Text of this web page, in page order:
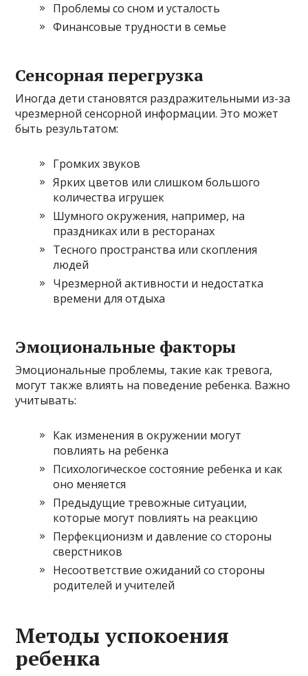
Проблемы со сном и усталость
Финансовые трудности в семье
Сенсорная перегрузка
Иногда дети становятся раздражительными из-за
чрезмерной сенсорной информации. Это может
быть результатом:
Громких звуков
Ярких цветов или слишком большого
количества игрушек
Шумного окружения, например, на
праздниках или в ресторанах
Тесного пространства или скопления
людей
Чрезмерной активности и недостатка
времени для отдыха
Эмоциональные факторы
Эмоциональные проблемы, такие как тревога,
могут также влиять на поведение ребенка. Важно
учитывать:
Как изменения в окружении могут
повлиять на ребенка
Психологическое состояние ребенка и как
оно меняется
Предыдущие тревожные ситуации,
которые могут повлиять на реакцию
Перфекционизм и давление со стороны
сверстников
Несоответствие ожиданий со стороны
родителей и учителей
Методы успокоения
ребенка